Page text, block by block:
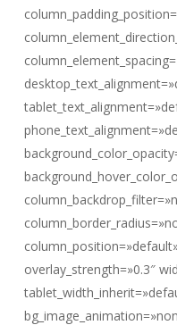
overlay_strength=»0.3″